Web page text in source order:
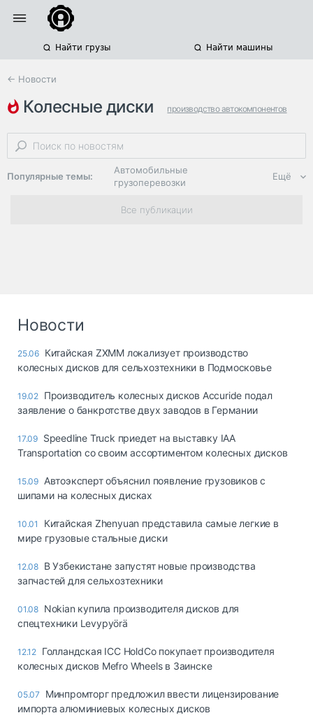
Найти грузы Найти машины
← Новости
колесные диски производство автокомпонентов
производство комплектующих сша
Популярные темы:
Автомобильные
грузоперевозки
Региональная
логистика
опасные грузы
страхование
Склады и
грузовые
Коммерческий
транспорт
Спецтехника
запчасти, шины
Ещё
Все публикации
Новости
25.06 Китайская ZXMM локализует производство
колесных дисков для сельхозтехники в Подмосковье
19.02 Производитель колесных дисков Accuride подал
заявление о банкротстве двух заводов в Германии
17.09 Speedline Truck приедет на выставку IAA
Transportation со своим ассортиментом колесных дисков
15.09 Автоэксперт объяснил появление грузовиков с
шипами на колесных дисках
10.01
Китайская Zhenyuan представила самые легкие в
мире грузовые стальные диски
12.08 В Узбекистане запустят новые производства
запчастей для сельхозтехники
01.08 Nokian купила производителя дисков для
спецтехники Levypyörä
12.12 Голландская ICC HoldCo покупает производителя
колесных дисков Mefro Wheels в Заинске
05.07
Минпромторг предложил ввести лицензирование
импорта алюминиевых колесных дисков